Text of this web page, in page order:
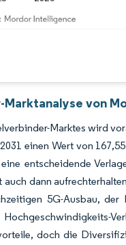
von
Marktes wird
einen Wert von
entscheidende
auch dann
5G-Ausbau, der
Hochgeschwindigkeits-
doch die